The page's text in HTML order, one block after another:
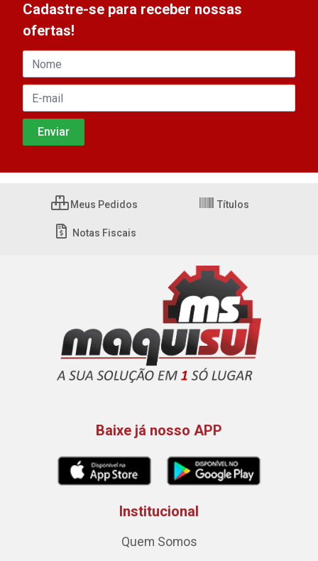
Cadastre-se para receber nossas
ofertas!
Meus Pedidos Títulos
Notas Fiscais
Baixe já nosso APP
Institucional
Quem Somos